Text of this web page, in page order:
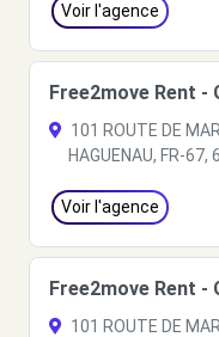
Voir l'agence
Free2move Rent -
101 ROUTE DE
HAGUENAU, FR-67,
Voir l'agence
Free2move Rent -
101 ROUTE DE